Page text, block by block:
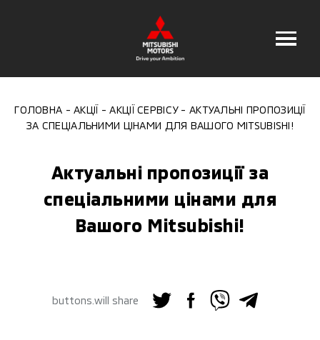
ГОЛОВНА АКЦІЇ АКЦІЇ СЕРВІСУ
АКТУАЛЬНІ ПРОПОЗИЦІЇ
ЗА СПЕЦІАЛЬНИМИ ЦІНАМИ ДЛЯ ВАШОГО MITSUBISHI!
Актуальні пропозиції за
спеціальними цінами для
Вашого Mitsubishi!
buttons.will share